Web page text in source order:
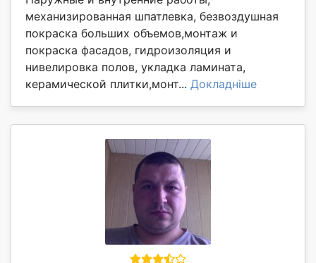
механизированная шпатлевка, безвоздушная
покраска больших объемов,монтаж и
покраска фасадов, гидроизоляция и
нивелировка полов, укладка ламината,
керамической плитки,монт... Докладніше